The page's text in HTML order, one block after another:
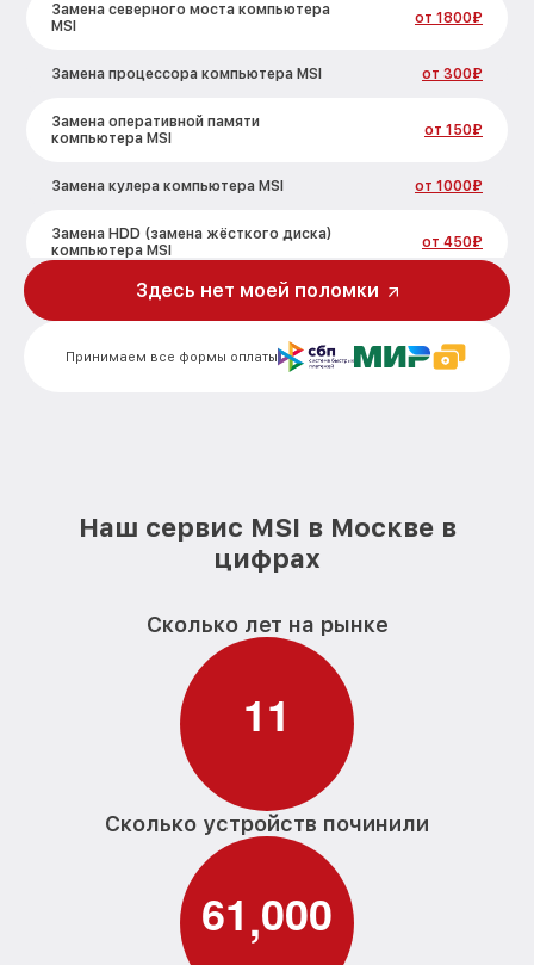
Замена северного моста компьютера
MSI
от 1800₽
Замена процессора компьютера MSI от 300₽
Замена оперативной памяти
компьютера MSI
от 150₽
Замена кулера компьютера MSI от 1000₽
Замена HDD (замена жёсткого диска)
компьютера MSI
от 450₽
Замена блока питания компьютера MSI
Замена звуковой платы компьютера MSI от 700₽
Принимаем все формы оплаты
Здесь нет моей поломки
Наш сервис MSI в Москве в
цифрах
Сколько лет на рынке
11
Сколько устройств починили
61,000